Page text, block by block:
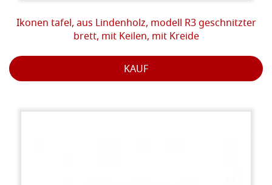
Ikonen tafel, aus Lindenholz, modell R3 geschnitzter
brett, mit Keilen, mit Kreide
KAUF